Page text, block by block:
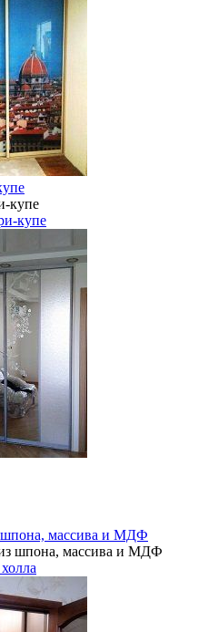
купе
шпона, массива и МДФ